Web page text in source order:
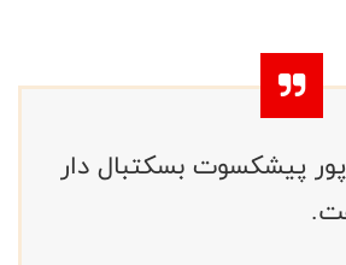
پیشکسوت بسکتبال دار